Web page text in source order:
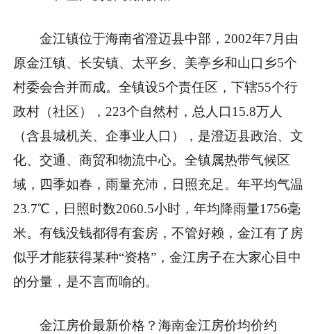
金江镇位于海南省澄迈县中部，2002年7月由
原金江镇、长安镇、太平乡、美亭乡和山口乡5个
村委会合并而成。全镇设5个责任区，下辖55个行
政村（社区），223个自然村，总人口15.8万人
（含县城机关、企事业人口），是澄迈县政治、文
化、交通、商贸和物流中心。全镇属热带气候区
域，四季如春，雨量充沛，日照充足。年平均气温
23.7℃，日照时数2060.5小时，年均降雨量1756毫
米。有钱没钱都得有套房，不管好赖，金江有了房
似乎才能获得某种“资格”，金江房子在大家心目中
的分量，是不言而喻的。
金江房价最新价格？海南金江房价均价约